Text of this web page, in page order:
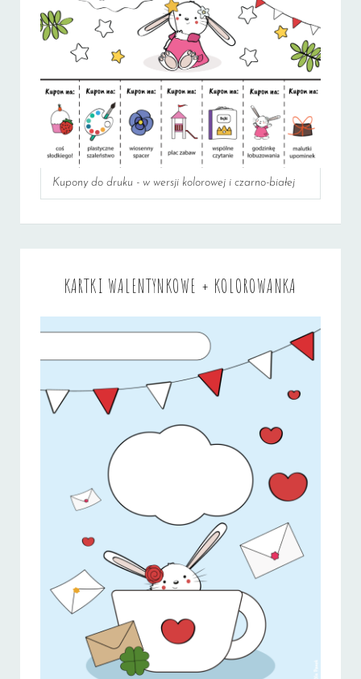
Kupony do druku - w wersji kolorowej i czarno-białej
KARTKI WALENTYNKOWE + KOLOROWANKA